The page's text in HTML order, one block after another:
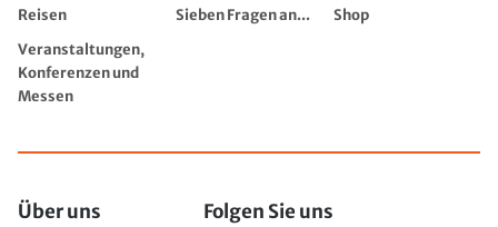
Reisen
Sieben Fragen an...
Shop
Veranstaltungen,
Konferenzen und
Messen
Über uns Folgen Sie uns